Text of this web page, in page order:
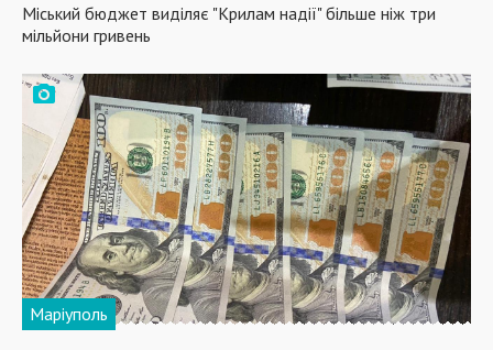
Міський бюджет виділяє "Крилам надії" більше ніж три
мільйони гривень
Маріуполь